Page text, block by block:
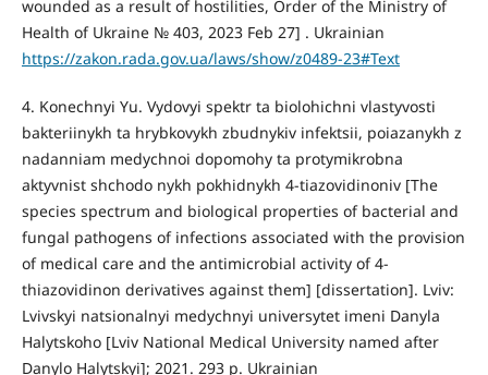
wounded as a result of hostilities, Order of the Ministry of
Health of Ukraine № 403, 2023 Feb 27] . Ukrainian
https://zakon.rada.gov.ua/laws/show/z0489-23#Text
4. Konechnyi Yu. Vydovyi spektr ta biolohichni vlastyvosti
bakteriinykh ta hrybkovykh zbudnykiv infektsii, poiazanykh z
nadanniam medychnoi dopomohy ta protymikrobna
aktyvnist shchodo nykh pokhidnykh 4-tiazovidinoniv [The
species spectrum and biological properties of bacterial and
fungal pathogens of infections associated with the provision
of medical care and the antimicrobial activity of 4-
thiazovidinon derivatives against them] [dissertation]. Lviv:
Lvivskyi natsionalnyi medychnyi universytet imeni Danyla
Halytskoho [Lviv National Medical University named after
Danylo Halytskyi]; 2021. 293 p. Ukrainian